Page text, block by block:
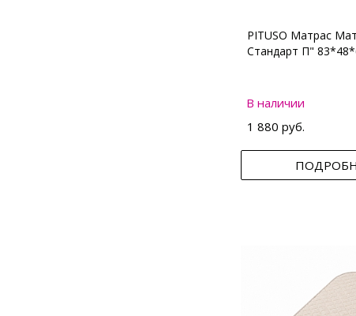
PITUSO Матрас
Стандарт П"
В наличии
1 880 руб.